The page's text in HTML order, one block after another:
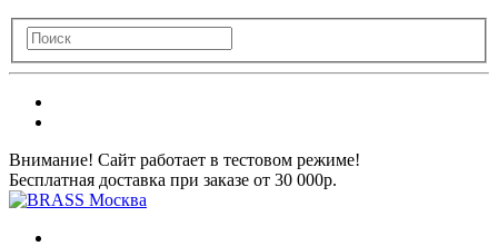
Внимание! Сайт работает в тестовом режиме!
Бесплатная доставка при заказе от 30 000р.